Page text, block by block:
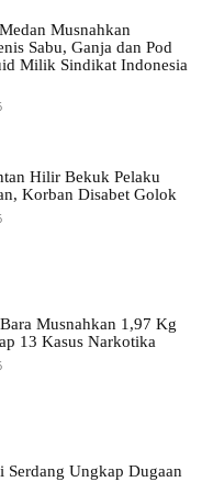
Musnahkan
Sabu, Ganja dan Pod
Milik Sindikat Indonesia
Hilir Bekuk Pelaku
Korban Disabet Golok
Musnahkan 1,97 Kg
13 Kasus Narkotika
Serdang Ungkap Dugaan